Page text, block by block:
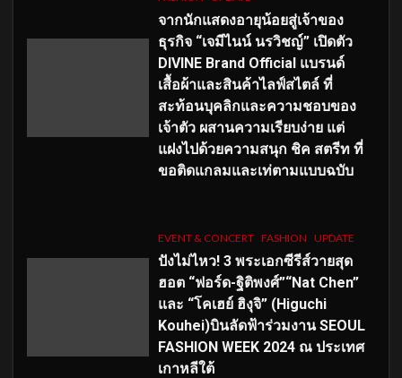
จากนักแสดงอายุน้อยสู่เจ้าของ
ธุรกิจ “เจมีไนน์ นรวิชญ์” เปิดตัว
DIVINE Brand Official แบรนด์
เสื้อผ้าและสินค้าไลฟ์สไตล์ ที่
สะท้อนบุคลิกและความชอบของ
เจ้าตัว ผสานความเรียบง่าย แต่
แฝงไปด้วยความสนุก ชิค สตรีท ที่
ขอติดแกลมและเท่ตามแบบฉบับ
EVENT & CONCERT FASHION UPDATE
ปังไม่ไหว! 3 พระเอกซีรีส์วายสุด
ฮอต “ฟอร์ด-ฐิติพงศ์”“Nat Chen”
และ “โคเฮย์ ฮิงุจิ” (Higuchi
Kouhei)บินลัดฟ้าร่วมงาน SEOUL
FASHION WEEK 2024 ณ ประเทศ
เกาหลีใต้